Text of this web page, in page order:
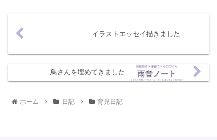
イラストエッセイ描きました
鳥さんを埋めてきました
ホーム 日記 育児日記